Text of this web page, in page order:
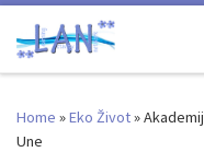
Skip to content
Home »Eko Život»
Une